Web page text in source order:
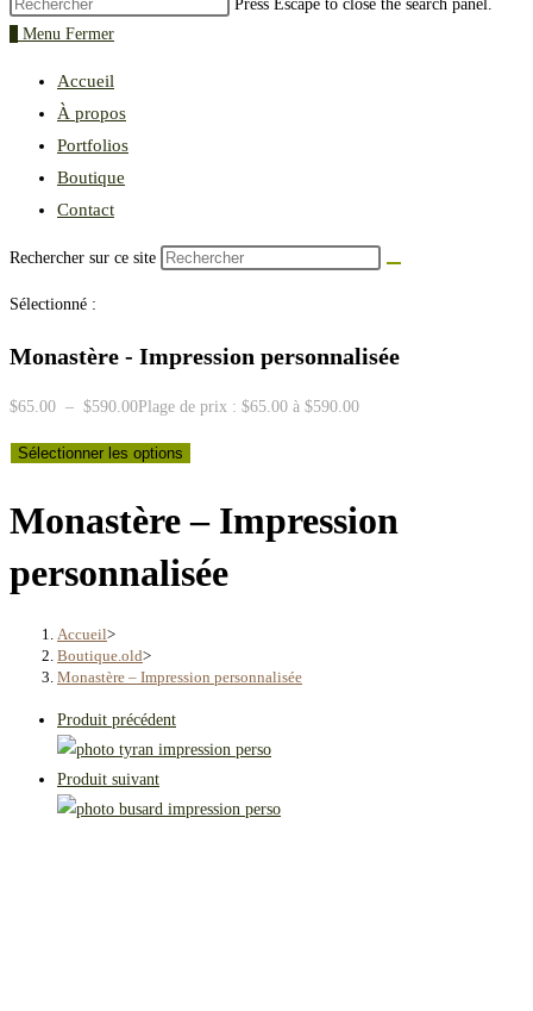
Press Escape to close the search panel.
Menu Fermer
Accueil
À propos
Portfolios
Boutique
Contact
Rechercher sur ce site
Sélectionné :
Monastère - Impression personnalisée
$65.00 – $590.00Plage de prix : $65.00 à $590.00
Sélectionner les options
Monastère – Impression
personnalisée
Accueil>
Boutique.old>
Monastère – Impression personnalisée
Produit précédent
Produit suivant